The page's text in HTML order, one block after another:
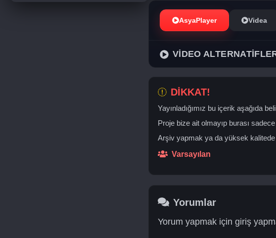
AsyaPlayer Videa
VİDEO
DİKKAT!
Yayınladığımız bu içerik aşağıda
Proje bize ait olmayıp burası
Arşiv yapmak ya da yüksek
Varsayılan
Yorumlar
Yorum yapmak için giriş